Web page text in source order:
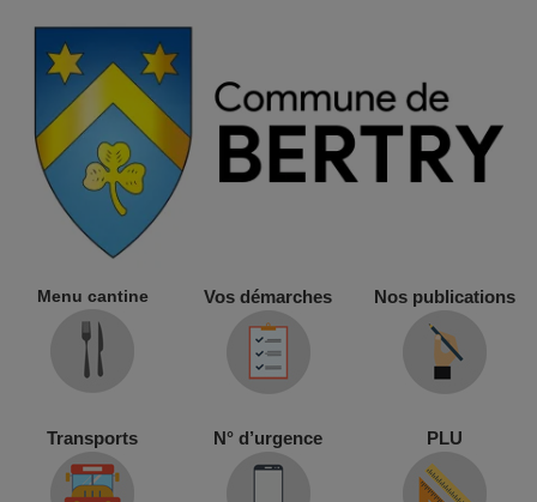
Menu cantine Vos démarches Nos publications
Transports N° d’urgence PLU